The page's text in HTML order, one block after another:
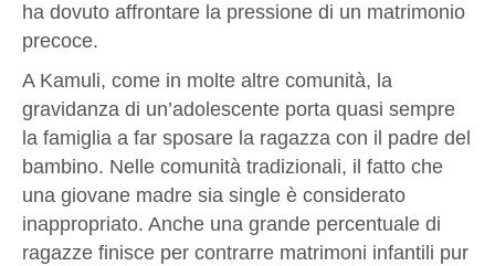
ha dovuto affrontare la pressione di un matrimonio
precoce.
A Kamuli, come in molte altre comunità, la
gravidanza di un’adolescente porta quasi sempre
la famiglia a far sposare la ragazza con il padre del
bambino. Nelle comunità tradizionali, il fatto che
una giovane madre sia single è considerato
inappropriato. Anche una grande percentuale di
ragazze finisce per contrarre matrimoni infantili pur